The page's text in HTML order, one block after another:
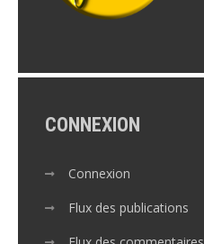
CONNEXION
Connexion
Flux des publications